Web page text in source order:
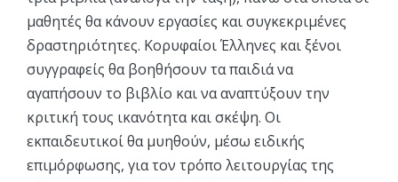
μαθητές θα κάνουν εργασίες και συγκεκριμένες
δραστηριότητες. Κορυφαίοι Έλληνες και ξένοι
συγγραφείς θα βοηθήσουν τα παιδιά να
αγαπήσουν το βιβλίο και να αναπτύξουν την
κριτική τους ικανότητα και σκέψη. Οι
εκπαιδευτικοί θα μυηθούν, μέσω ειδικής
επιμόρφωσης, για τον τρόπο λειτουργίας της